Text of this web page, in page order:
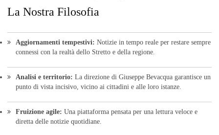
La Nostra Filosofia
Aggiornamenti tempestivi: Notizie in tempo reale per restare sempre
connessi con la realtà dello Stretto e della regione.
Analisi e territorio: La direzione di Giuseppe Bevacqua garantisce un
punto di vista incisivo, vicino ai cittadini e alle loro istanze.
Fruizione agile: Una piattaforma pensata per una lettura veloce e
diretta delle notizie quotidiane.